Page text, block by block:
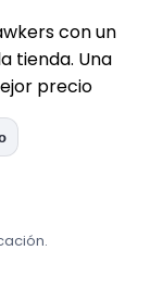
con un
tienda. Una
precio